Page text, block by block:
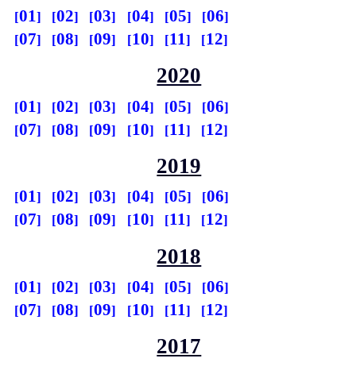
01 02 03 04 05
06
07
08 09 10 11 12
2020
01 02 03 04 05
06
07
08 09 10 11 12
2019
01 02 03 04 05
06
07
08 09 10 11 12
2018
01 02 03 04 05
06
07
08 09 10 11 12
2017